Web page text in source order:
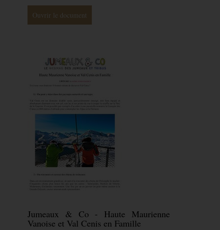
Ouvrir le document
Jumeaux & Co - Haute Maurienne
Vanoise et Val Cenis en Famille